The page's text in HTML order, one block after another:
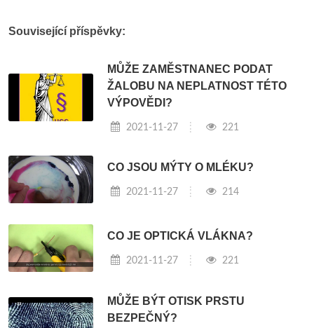
Související příspěvky:
MŮŽE ZAMĚSTNANEC PODAT
ŽALOBU NA NEPLATNOST TÉTO
VÝPOVĚDI?
2021-11-27 221
CO JSOU MÝTY O MLÉKU?
2021-11-27 214
CO JE OPTICKÁ VLÁKNA?
2021-11-27 221
MŮŽE BÝT OTISK PRSTU
BEZPEČNÝ?